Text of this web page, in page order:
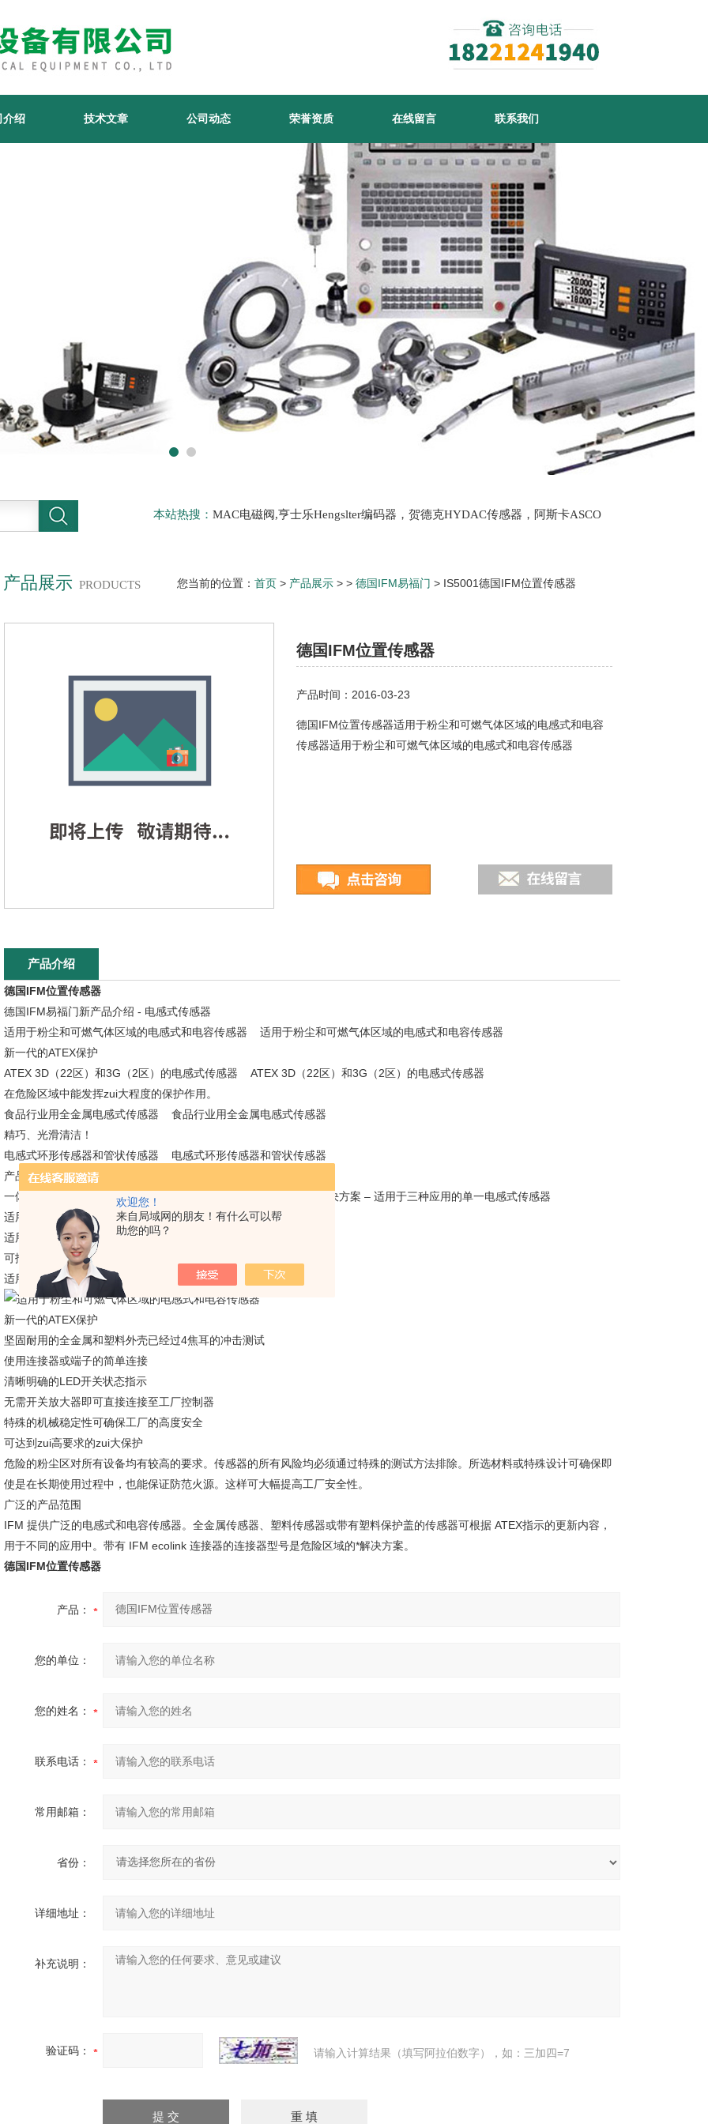
欢迎您！
来自局域网的朋友！有什么可以帮
助您的吗？
介绍 技术文章 公司动态 荣誉资质 在线留言 联系我们
本站热搜： MAC电磁阀,亨士乐Hengslter编码器，贺德克HYDAC传感器，阿斯卡ASCO
产品展示 PRODUCTS 您当前的位置： 首页 > 产品展示 > > 德国IFM易福门 > IS5001德国IFM位置传感器
德国IFM位置传感器
产品时间：2016-03-23
德国IFM位置传感器适用于粉尘和可燃气体区域的电感式和电容
传感器适用于粉尘和可燃气体区域的电感式和电容传感器
产品介绍
德国IFM位置传感器
德国IFM易福门新产品介绍 - 电感式传感器
适用于粉尘和可燃气体区域的电感式和电容传感器 适用于粉尘和可燃气体区域的电感式和电容传感器
新一代的ATEX保护
ATEX 3D（22区）和3G（2区）的电感式传感器 ATEX 3D（22区）和3G（2区）的电感式传感器
在危险区域中能发挥zui大程度的保护作用。
食品行业用全金属电感式传感器 食品行业用全金属电感式传感器
精巧、光滑清洁！
电感式环形传感器和管状传感器 电感式环形传感器和管状传感器
产品描述 - 可监测细小的金属件
一体化解决方案 – 适用于三种应用的单一电感式传感器 一体化解决方案 – 适用于三种应用的单一电感式传感器
适用于工业、移动、冷却和润滑应用
适用于*环境温度的电感式传感器 适用于*环境温度的电感式传感器
可抵抗高达180 °C的温度
适用于粉尘和可燃气体区域的电感式和电容传感器
新一代的ATEX保护
坚固耐用的全金属和塑料外壳已经过4焦耳的冲击测试
使用连接器或端子的简单连接
清晰明确的LED开关状态指示
无需开关放大器即可直接连接至工厂控制器
特殊的机械稳定性可确保工厂的高度安全
可达到zui高要求的zui大保护
危险的粉尘区对所有设备均有较高的要求。传感器的所有风险均必须通过特殊的测试方法排除。所选材料或特殊设计可确保即
使是在长期使用过程中，也能保证防范火源。这样可大幅提高工厂安全性。
广泛的产品范围
IFM 提供广泛的电感式和电容传感器。全金属传感器、塑料传感器或带有塑料保护盖的传感器可根据 ATEX指示的更新内容，
用于不同的应用中。带有 IFM ecolink 连接器的连接器型号是危险区域的*解决方案。
德国IFM位置传感器
产品：
您的单位：
您的姓名：
联系电话：
常用邮箱：
省份：
详细地址：
补充说明：
验证码： 请输入计算结果（填写阿拉伯数字），如：三加四=7